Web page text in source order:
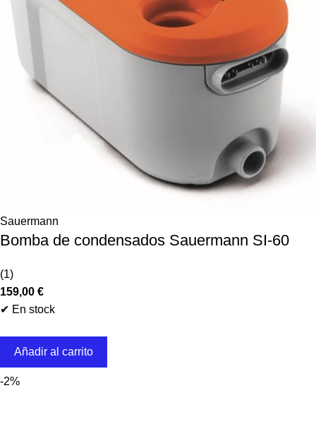
Sauermann
Bomba de condensados Sauermann SI-60
(1)
159,00 €
✔ En stock
Añadir al carrito
-2%